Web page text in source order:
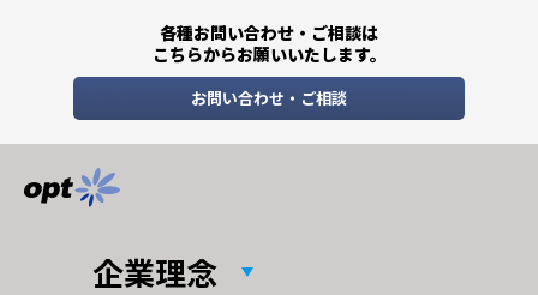
各種お問い合わせ・ご相談は
こちらからお願いいたします。
お問い合わせ・ご相談
企業理念